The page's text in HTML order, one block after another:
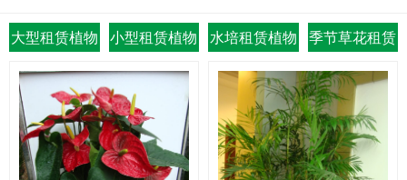
大型租赁植物 小型租赁植物 水培租赁植物 季节草花租赁